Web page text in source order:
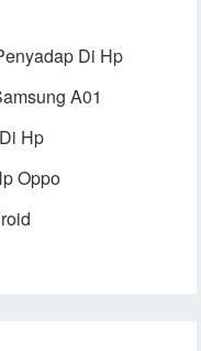
Di Hp
A01
Hp
Oppo